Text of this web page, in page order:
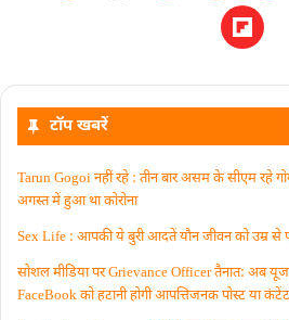
टॉप खबरें
Tarun Gogoi नहीं रहे : तीन बार असम के सीएम रहे
अगस्त में हुआ था कोरोना
Sex Life : आपकी ये बुरी आदतें याैन जीवन को उम्र
सोशल मीडिया पर Grievance Officer तैनात: अब
FaceBook को हटानी होगी आपत्तिजनक पोस्ट या